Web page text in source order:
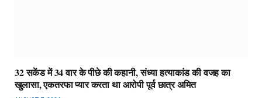
32 सकेंड में 34 वार के पीछे की कहानी, संध्या हत्याकांड की वजह का
खुलासा, एकतरफा प्यार करता था आरोपी पूर्व छात्र अमित